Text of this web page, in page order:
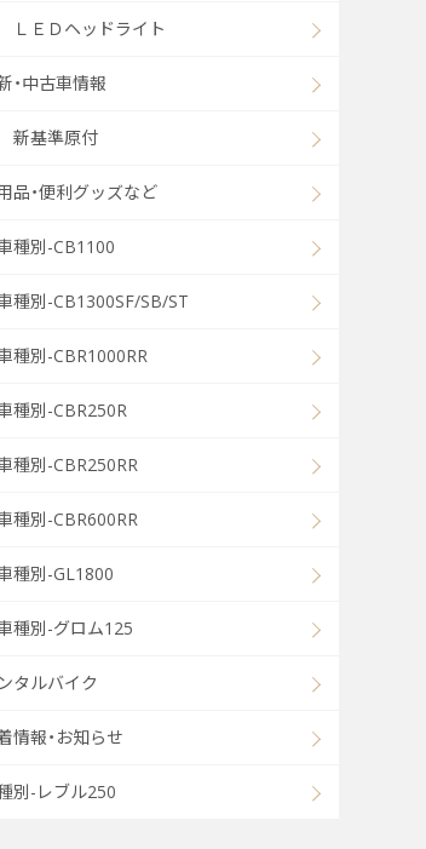
ＬＥＤヘッドライト
・中古車情報
新基準原付
品・便利グッズなど
種別-CB1100
種別-CB1300SF/SB/ST
種別-CBR1000RR
種別-CBR250R
種別-CBR250RR
種別-CBR600RR
種別-GL1800
種別-グロム125
タルバイク
情報・お知らせ
別-レブル250